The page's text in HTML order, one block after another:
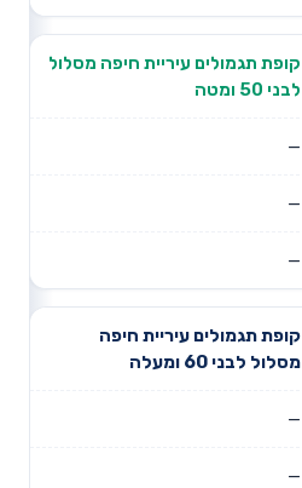
קופת תגמולים עיריית חיפה מסלול
לבני 50 ומטה
—
—
—
קופת תגמולים עיריית חיפה
מסלול לבני 60 ומעלה
—
—